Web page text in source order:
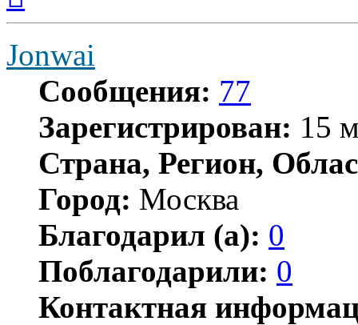
началу
Jonwai
Сообщения: 77
Зарегистрирован: 15
Страна, Регион,
Город: Москва
Благодарил (а): 0
Поблагодарили: 0
Контактная